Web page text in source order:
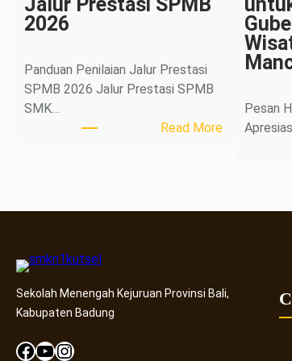
2026
Panduan Penilaian Jalur Prestasi
SPMB 2026 Jalur Prestasi SPMB
SMK…
Read More:
e
Pesan
Sekolah Menengah Kejuruan Provinsi Bali,
Kabupaten Badung
Facebook YouTube Instagram